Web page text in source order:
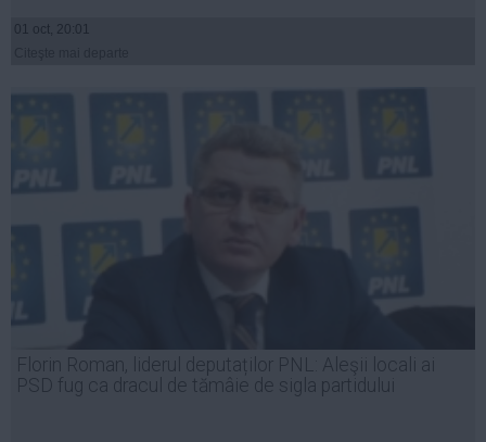
01 oct, 20:01
Florin Roman, liderul deputaților PNL: Aleşii locali ai
PSD fug ca dracul de tămâie de sigla partidului